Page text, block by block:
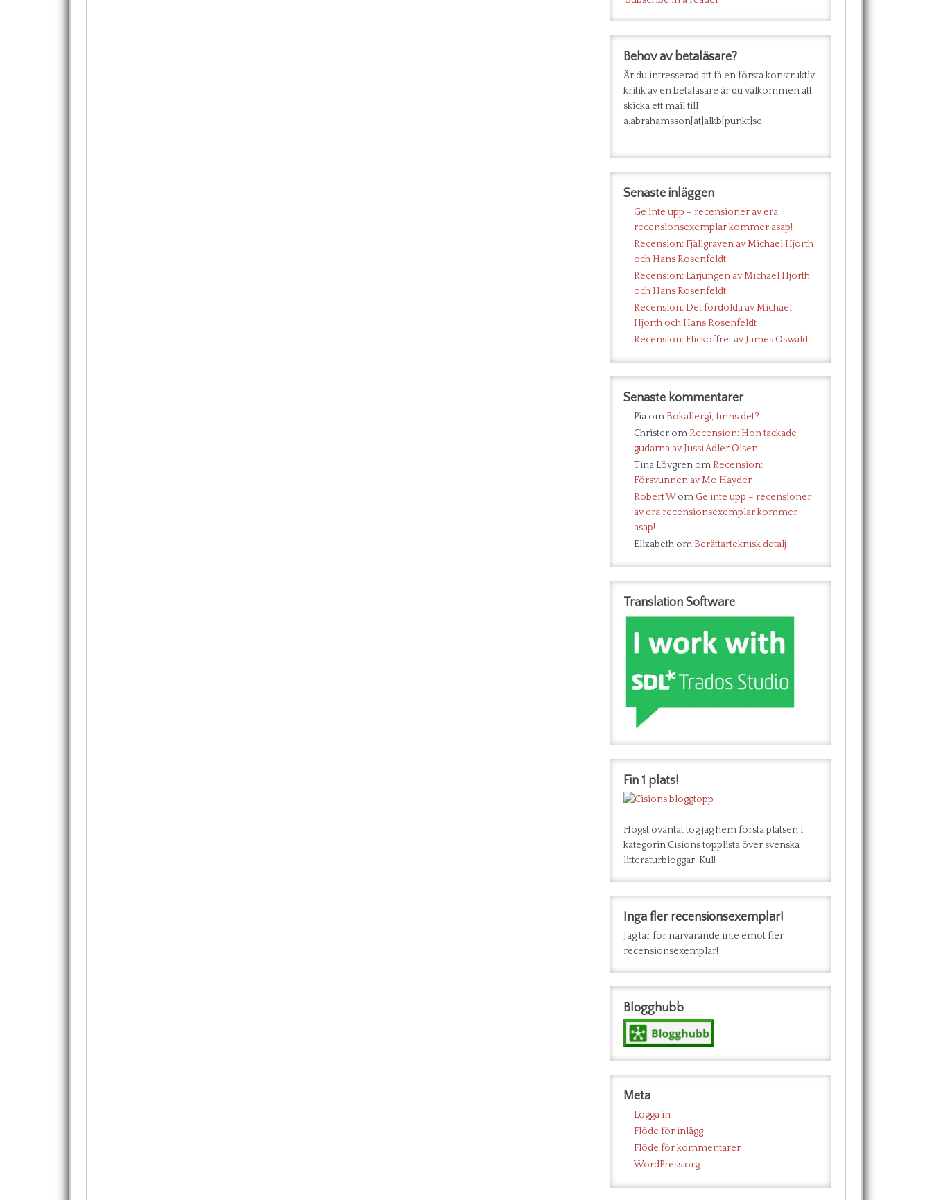
Behov av betaläsare?
Är du intresserad att få en första konstruktiv
kritik av en betaläsare är du välkommen att
skicka ett mail till
a.abrahamsson[at]alkb[punkt]se
Senaste inläggen
Ge inte upp – recensioner av era
recensionsexemplar kommer asap!
Recension: Fjällgraven av Michael Hjorth
och Hans Rosenfeldt
Recension: Lärjungen av Michael Hjorth
och Hans Rosenfeldt
Recension: Det fördolda av Michael
Hjorth och Hans Rosenfeldt
Recension: Flickoffret av James Oswald
Senaste kommentarer
Pia om Bokallergi, finns det?
Christer om Recension: Hon tackade
gudarna av Jussi Adler Olsen
Tina Lövgren om Recension:
Försvunnen av Mo Hayder
Robert Wom Ge inte upp – recensioner
av era recensionsexemplar kommer
asap!
Elizabeth om Berättarteknisk detalj
Translation Software
Fin 1 plats!
Högst oväntat tog jag hem första platsen i
kategorin Cisions topplista över svenska
litteraturbloggar. Kul!
Inga fler recensionsexemplar!
Jag tar för närvarande inte emot fler
recensionsexemplar!
Blogghubb
Meta
Logga in
Flöde för inlägg
Flöde för kommentarer
WordPress.org